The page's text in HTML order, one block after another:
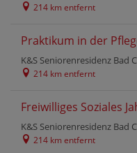
214 km entfernt
Praktikum in der
K&S Seniorenresidenz Bad
214 km entfernt
Freiwilliges Soziales
K&S Seniorenresidenz Bad
214 km entfernt